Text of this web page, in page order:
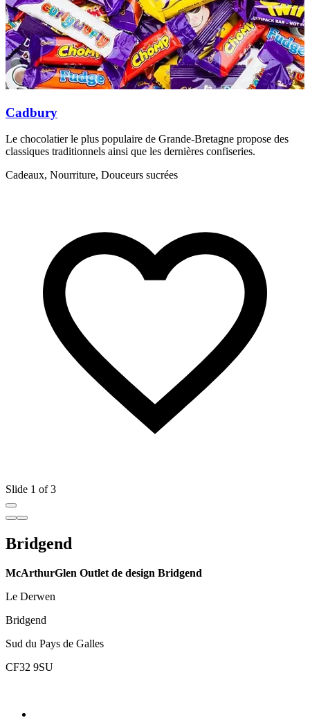
Cadbury
Le chocolatier le plus populaire de Grande-Bretagne propose des
classiques traditionnels ainsi que les dernières confiseries.
Cadeaux, Nourriture, Douceurs sucrées
Slide 1 of 3
Bridgend
McArthurGlen Outlet de design Bridgend
Le Derwen
Bridgend
Sud du Pays de Galles
CF32 9SU